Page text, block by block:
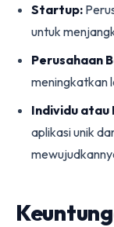
Startup:
untuk
Perusahaan
meningkatkan
Individu atau
aplikasi unik